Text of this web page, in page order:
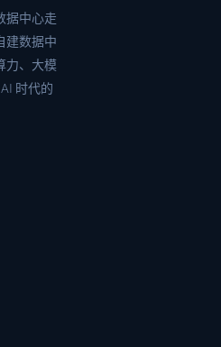
据中心走
建数据中
力、大模
时代的